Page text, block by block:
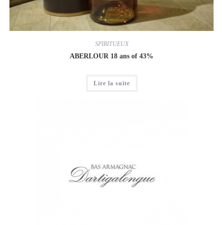
SPIRITUEUX
ABERLOUR 18 ans of 43%
Lire la suite